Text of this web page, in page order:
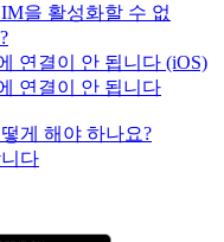
을 활성화할 수 없
연결이 안 됩니다 (iOS)
연결이 안 됩니다
게 해야 하나요?
다